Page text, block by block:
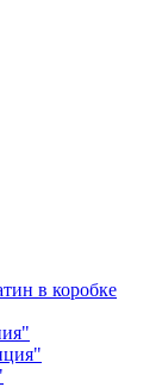
в коробке